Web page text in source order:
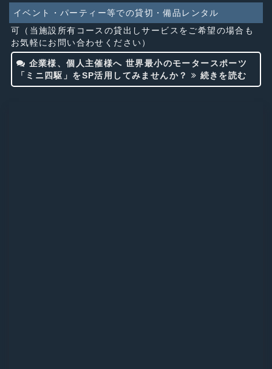
イベント・パーティー等での貸切・備品レンタル
可（当施設所有コースの貸出しサービスをご希望の場合も
お気軽にお問い合わせください）
企業様、個人主催様へ 世界最小のモータースポーツ
「ミニ四駆」をSP活用してみませんか？
続きを読む